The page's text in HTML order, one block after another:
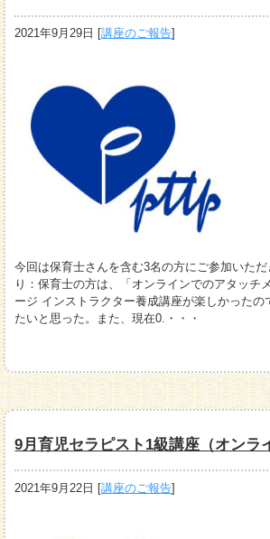
2021年9月29日 [講座のご報告]
今回は保育士さんを含む3名の方にご参加いた
り：保育士の方は、「オンラインでのアタッチ
ージ インストラクター養成講座が楽しかったの
たいと思った。また、現在0.・・・
9月育児セラピスト1級講座（オンラ
2021年9月22日 [講座のご報告]